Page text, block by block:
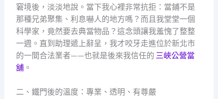
窘境後，淡淡地說。當下我心裡非常抗拒：當鋪不是
那種兄弟聚集、利息嚇人的地方嗎？而且我堂堂一個
科學家，竟然要去典當物品？這念頭讓我羞愧了整整
一週。直到助理遞上辭呈，我才咬牙走進位於新北市
的一間合法業者——也就是後來我信任的 三峽公營當
舖。
二、鐵門後的溫度：專業、透明、有尊嚴